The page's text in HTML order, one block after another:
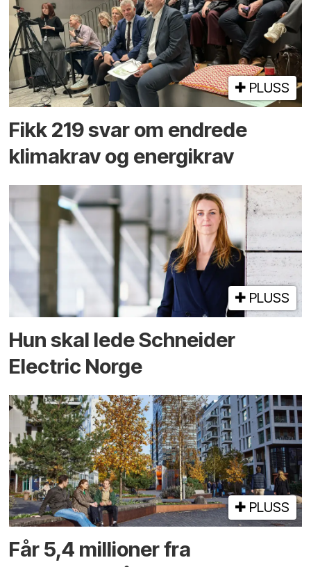
PLUSS
Fikk 219 svar om endrede
klimakrav og energikrav
PLUSS
Hun skal lede Schneider
Electric Norge
PLUSS
Får 5,4 millioner fra